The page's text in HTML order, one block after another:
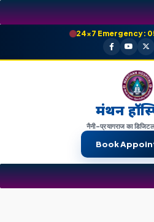
Skip
to
24×7 Emergency:
मंथन
नैनी-प्रयागराज का
Book